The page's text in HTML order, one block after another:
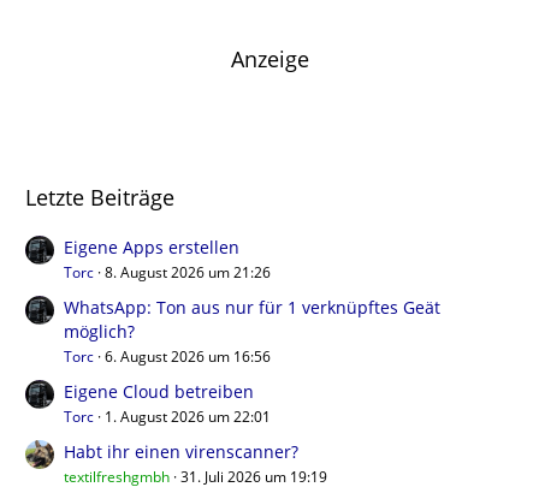
Anzeige
Letzte Beiträge
Eigene Apps erstellen
Torc 8. August 2026 um 21:26
WhatsApp: Ton aus nur für 1 verknüpftes Geät
möglich?
Torc 6. August 2026 um 16:56
Eigene Cloud betreiben
Torc 1. August 2026 um 22:01
Habt ihr einen virenscanner?
textilfreshgmbh 31. Juli 2026 um 19:19